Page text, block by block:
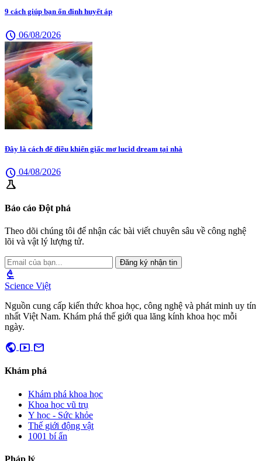
9 cách giúp bạn ổn định huyết áp
schedule 06/08/2026
Đây là cách để điều khiển giấc mơ lucid dream tại nhà
schedule 04/08/2026
science
Báo cáo Đột phá
Theo dõi chúng tôi để nhận các bài viết chuyên sâu về công nghệ
lõi và vật lý lượng tử.
Đăng ký nhận tin
biotech
Science Việt
Nguồn cung cấp kiến thức khoa học, công nghệ và phát minh uy tín
nhất Việt Nam. Khám phá thế giới qua lăng kính khoa học mỗi
ngày.
public smart_display mail
Khám phá
Khám phá khoa học
Khoa học vũ trụ
Y học - Sức khỏe
Thế giới động vật
1001 bí ẩn
Pháp lý